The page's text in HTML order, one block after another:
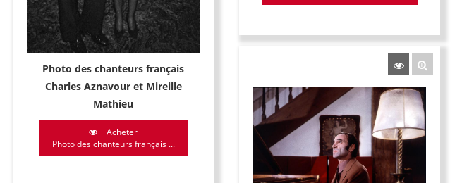
Photo des chanteurs français
Charles Aznavour et Mireille
Mathieu
Acheter
Photo des chanteurs français ...